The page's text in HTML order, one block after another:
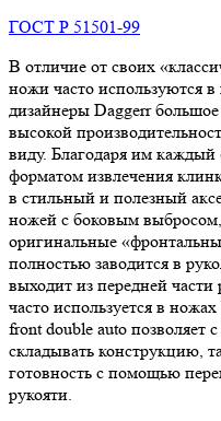
ГОСТ Р 51501-99
В отличие от своих
ножи часто используются
дизайнеры Daggerr
высокой
виду. Благодаря им каждый
форматом извлечения
в стильный и полезный
ножей с боковым
оригинальные
полностью заводится в
выходит из передней
часто используется в
front double auto позволяет
складывать конструкцию,
готовность с помощью
рукояти.